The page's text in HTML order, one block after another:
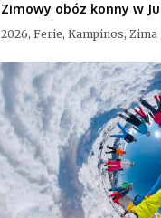
Zimowy obóz konny w
2026, Ferie, Kampinos, Zima